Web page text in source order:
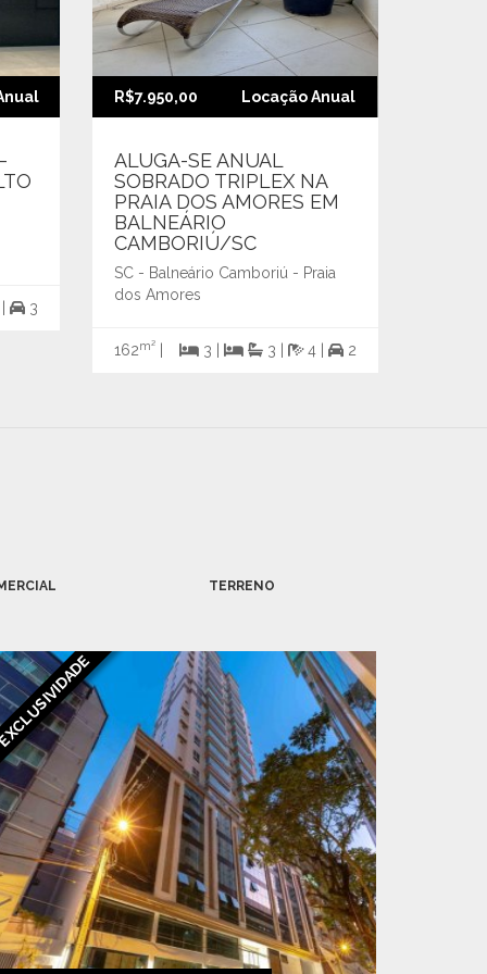
3
R$7.950,00 Locação Anual
ALUGA-SE ANUAL
SOBRADO TRIPLEX NA
PRAIA DOS AMORES EM
BALNEÁRIO
CAMBORIÚ/SC
SC - Balneário Camboriú - Praia
dos Amores
162m² 3 | 3 | 4 | 2
TERRENO